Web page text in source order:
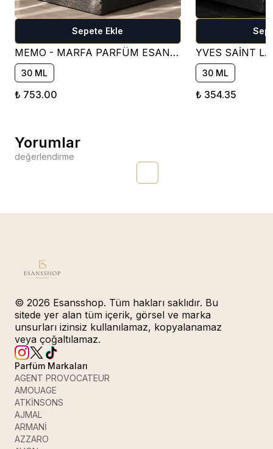
Sepete Ekle
MEMO - MARFA PARFÜM ESANSI ( ÇİÇEKSİ )
30 ML
₺ 753.00
30 ML
₺ 354.35
Yorumlar
değerlendirme
© 2026 Esansshop. Tüm hakları saklıdır. Bu
sitede yer alan tüm içerik, görsel ve marka
unsurları izinsiz kullanılamaz, kopyalanamaz
veya çoğaltılamaz.
Parfüm Markaları
AGENT PROVOCATEUR
AMOUAGE
ATKİNSONS
AJMAL
ARMANİ
AZZARO